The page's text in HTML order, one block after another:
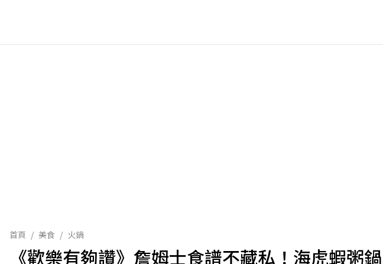
首頁 / 美食 / 火鍋
《歡樂有夠讚》詹姆士食譜不藏私！海虎蝦粥鍋